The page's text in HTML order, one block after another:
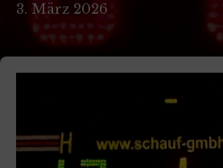
3. März 2026